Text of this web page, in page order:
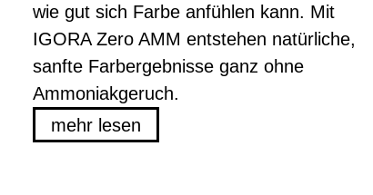
wie gut sich Farbe anfühlen kann. Mit
IGORA Zero AMM entstehen natürliche,
sanfte Farbergebnisse ganz ohne
Ammoniakgeruch.
mehr lesen